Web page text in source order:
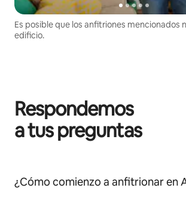
Es posible que los anfitriones mencionados
edificio.
Respondemos
a tus preguntas
¿Cómo comienzo a anfitrionar en